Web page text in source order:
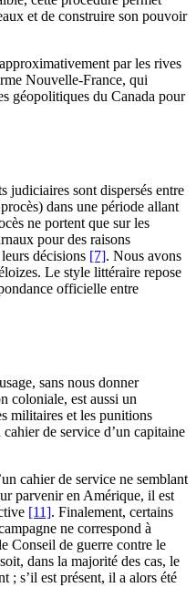
et de construire son pouvoir
par les rives
Nouvelle-France, qui
géopolitiques du Canada pour
judiciaires sont dispersés entre
dans une période allant
ne portent que sur les
pour des raisons
décisions [7]. Nous avons
Le style littéraire repose
officielle entre
sans nous donner
coloniale, est aussi un
militaires et les punitions
de service d’un capitaine
cahier de service ne semblant
parvenir en Amérique, il est
[11]. Finalement, certains
ne correspond à
Conseil de guerre contre le
dans la majorité des cas, le
; s’il est présent, il a alors été